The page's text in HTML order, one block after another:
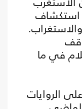
استكشاف
في ما
الروايات